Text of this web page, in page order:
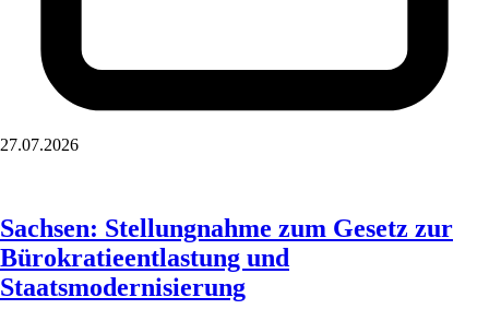
27.07.2026
Sachsen: Stellungnahme zum Gesetz zur
Bürokratieentlastung und
Staatsmodernisierung